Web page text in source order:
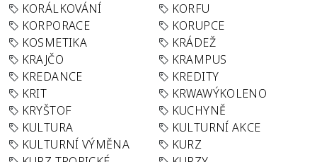
KORÁLKOVÁNÍ
KORFU
KORPORACE
KORUPCE
KOSMETIKA
KRÁDEŽ
KRAJČO
KRAMPUS
KREDANCE
KREDITY
KRIT
KRWAWÝKOLENO
KRYŠTOF
KUCHYNĚ
KULTURA
KULTURNÍ AKCE
KULTURNÍ VÝMĚNA
KURZ